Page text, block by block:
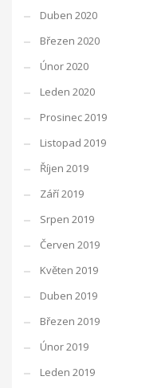
Duben 2020
Březen 2020
Únor 2020
Leden 2020
Prosinec 2019
Listopad 2019
Říjen 2019
Září 2019
Srpen 2019
Červen 2019
Květen 2019
Duben 2019
Březen 2019
Únor 2019
Leden 2019